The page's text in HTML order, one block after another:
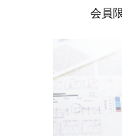
会員